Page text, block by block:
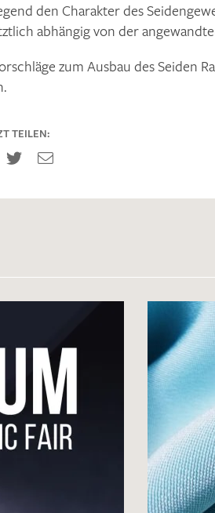
den Charakter des
abhängig von der
zum Ausbau des Seiden
TEILEN: